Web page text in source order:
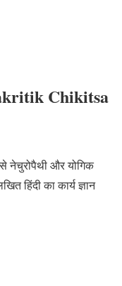
Chikitsa
से नेचुरोपैथी और योगिक
हिंदी का कार्य ज्ञान